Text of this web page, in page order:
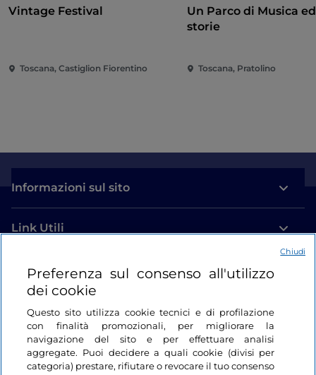
Vintage Festival
Toscana, Castiglion Fiorentino
Un Parco di Musica
storie
Toscana, Pratolino
Informazioni sul sito
Link Utili
Login
Restiamo in contatto
Preferenza sul consenso all'utilizzo
dei cookie
Questo sito utilizza cookie tecnici e di profilazione
con finalità promozionali, per migliorare la
navigazione del sito e per effettuare analisi
aggregate. Puoi decidere a quali cookie (divisi per
categoria) prestare, rifiutare o revocare il tuo consenso
Chiudi